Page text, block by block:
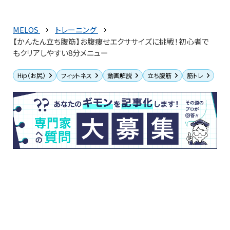
MELOS
トレーニング
【かんたん立ち腹筋】お腹痩せエクササイズに挑戦！初心者で
もクリアしやすい8分メニュー
Hip（お尻） フィットネス 動画解説 立ち腹筋 筋トレ